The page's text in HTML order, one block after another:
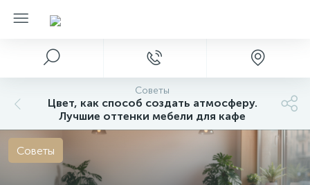
Советы
Цвет, как способ создать атмосферу.
Лучшие оттенки мебели для кафе
Советы